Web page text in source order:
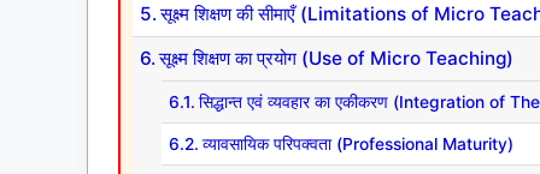
सूक्ष्म शिक्षण की सीमाएँ (Limitations of Micro
सूक्ष्म शिक्षण का प्रयोग (Use of Micro Teaching)
सिद्धान्त एवं व्यवहार का एकीकरण (Integration of
व्यावसायिक परिपक्वता (Professional Maturity)